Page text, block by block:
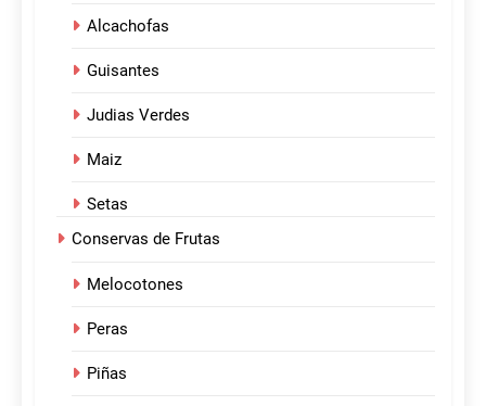
Alcachofas
Guisantes
Judias Verdes
Maiz
Setas
Conservas de Frutas
Melocotones
Peras
Piñas